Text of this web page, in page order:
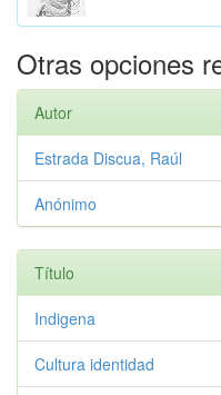
Otras opciones
Autor
Estrada Discua, Raúl
Anónimo
Título
Indigena
Cultura identidad